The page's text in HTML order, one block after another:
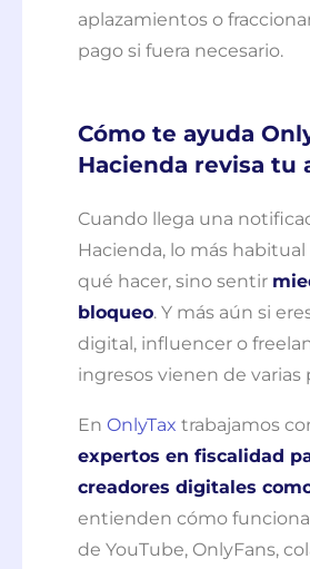
aplazamientos o
pago si fuera necesario.
Cómo te ayuda
Hacienda revisa tu
Cuando llega una
Hacienda, lo más habitual
qué hacer, sino sentir
bloqueo. Y más aún si
digital, influencer o
ingresos vienen de varias
En OnlyTax trabajamos
expertos en fiscalidad
creadores digitales
entienden cómo
de YouTube, OnlyFans,